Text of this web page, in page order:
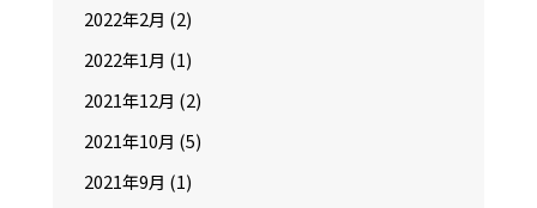
2022年2月 (2)
2022年1月 (1)
2021年12月 (2)
2021年10月 (5)
2021年9月 (1)